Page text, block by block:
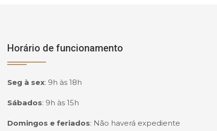
Horário de funcionamento
Seg à sex: 9h às 18h
Sábados: 9h às 15h
Domingos e feriados: Não haverá expediente